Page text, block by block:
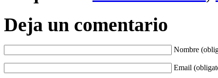
Deja un comentario
Nombre
Email